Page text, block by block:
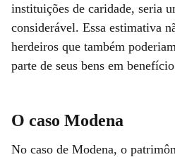
instituições de caridade, seria
considerável. Essa estimativa
herdeiros que também
parte de seus bens em
O caso Modena
No caso de Modena, o